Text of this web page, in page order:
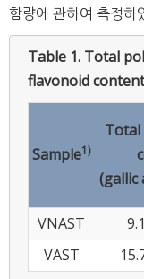
함량에 관하여 측정하
Table 1. Total
flavonoid
Sample1)
(gallic
VNAST
VAST